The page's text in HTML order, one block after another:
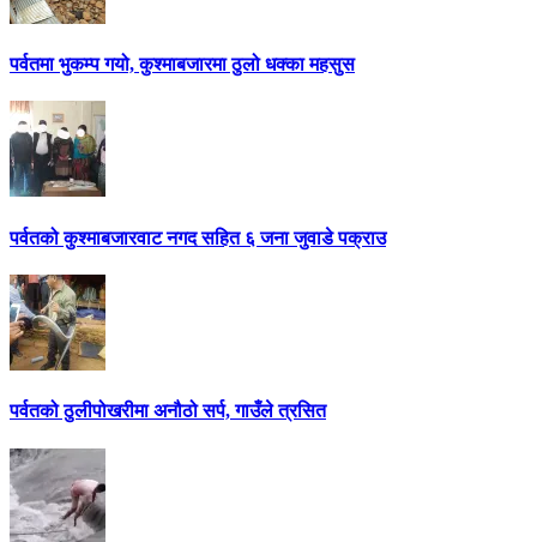
पर्वतमा भुकम्प गयो, कुश्माबजारमा ठुलो धक्का महसुस
पर्वतको कुश्माबजारवाट नगद सहित ६ जना जुवाडे पक्राउ
पर्वतको ठुलीपोखरीमा अनौठो सर्प, गाउँले त्रसित